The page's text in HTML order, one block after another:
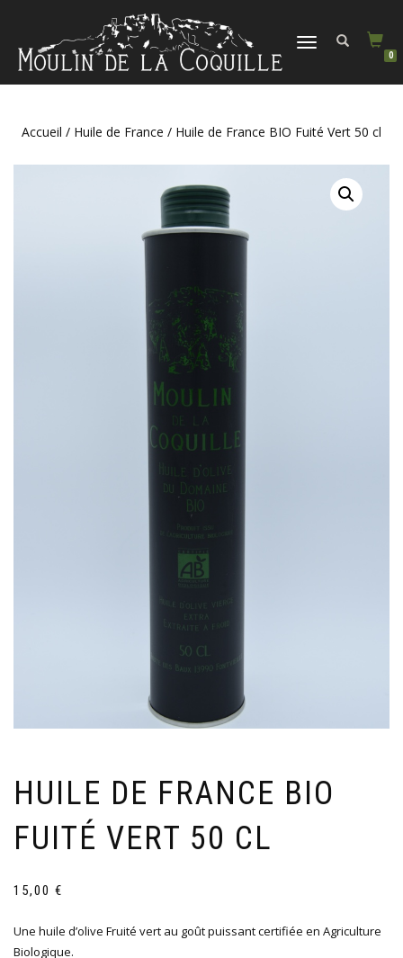
DÉPLIER
0
Accueil / Huile de France / Huile de France BIO Fuité Vert 50 cl
HUILE DE FRANCE BIO
FUITÉ VERT 50 CL
15,00 €
Une huile d’olive Fruité vert au goût puissant certifiée en Agriculture
Biologique.